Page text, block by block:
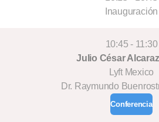
Inauguración
10:45 - 11:30
Julio César
Lyft Mexico
Dr. Raymundo
Conferencia